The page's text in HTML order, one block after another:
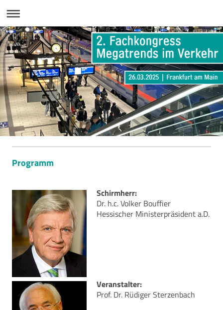
Programm
Schirmherr:
Dr. h.c. Volker Bouffier
Hessischer Ministerpräsident a.D.
Veranstalter:
Prof. Dr. Rüdiger Sterzenbach